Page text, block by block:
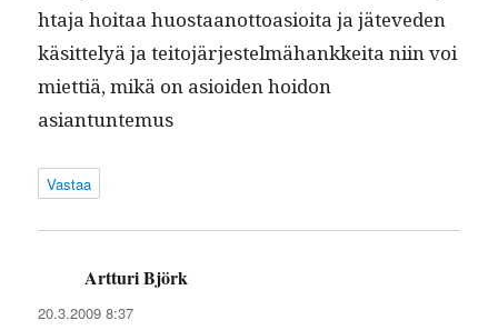
hta­ja hoitaa huostaan­ot­toa­sioi­ta ja jäteve­den
käsit­te­lyä ja teito­jär­jestelmähankkei­ta niin voi
miet­tiä, mikä on asioiden hoidon
asiantuntemus
Vastaa
Artturi Björk
20.3.2009 8:37